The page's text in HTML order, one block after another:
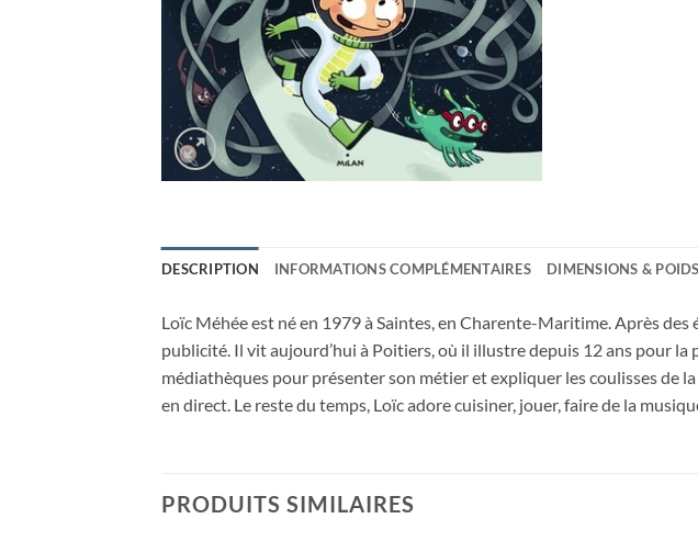
DESCRIPTION INFORMATIONS COMPLÉMENTAIRES DIMENSIONS & POIDS
Loïc Méhée est né en 1979 à Saintes, en Charente-Maritime. Après
publicité. Il vit aujourd’hui à Poitiers, où il illustre depuis 12 ans pour
médiathèques pour présenter son métier et expliquer les coulisses de
en direct. Le reste du temps, Loïc adore cuisiner, jouer, faire de la
PRODUITS SIMILAIRES